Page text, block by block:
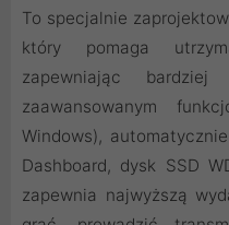
To specjalnie
który pomaga
zapewniając
zaawansowanym
Windows), automatycznie
Dashboard, dysk SSD
zapewnia najwyższą